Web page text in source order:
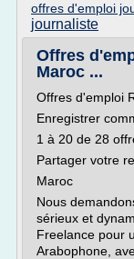
offres d'emploi
journaliste
Offres
Maroc ...
Offres d'emploi
Enregistrer
1 à 20 de 28
Partager votre
Maroc
Nous
sérieux et
Freelance pour
Arabophone,